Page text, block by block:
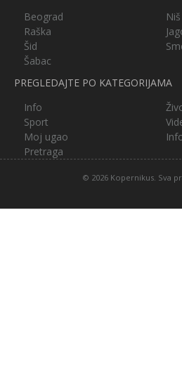
Beograd
Niš
Raška
Šid
Šabac
PREGLEDAJTE PO KATEGORIJAMA
Info
Sport
Moj ugao
Pretraga
© 2026 Kopernikus. Sva